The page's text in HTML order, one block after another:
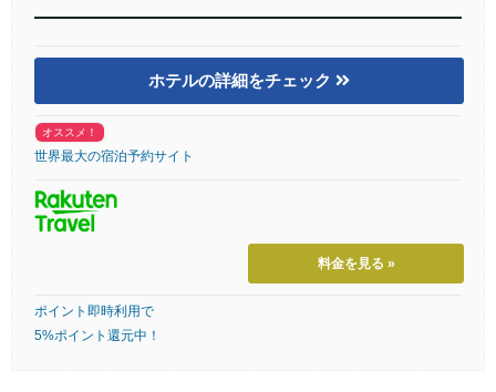
ホテルの詳細をチェック
オススメ！
世界最大の宿泊予約サイト
料金を見る »
ポイント即時利用で
5%ポイント還元中！